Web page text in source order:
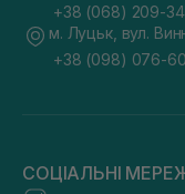
+38 (068) 209-
м. Луцьк, вул.
+38 (098) 076-
СОЦІАЛЬНІ